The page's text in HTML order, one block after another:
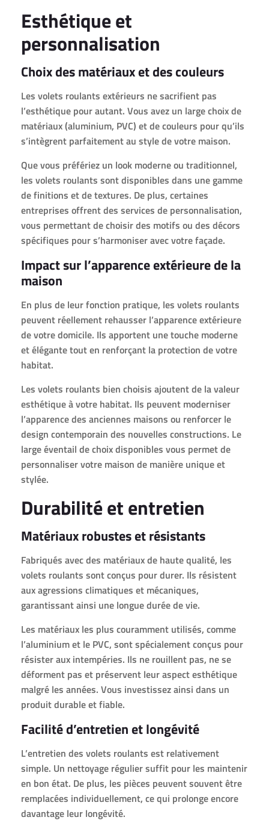
Esthétique et
personnalisation
Choix des matériaux et des couleurs
Les volets roulants extérieurs ne sacrifient pas
l’esthétique pour autant. Vous avez un large choix de
matériaux (aluminium, PVC) et de couleurs pour qu’ils
s’intègrent parfaitement au style de votre maison.
Que vous préfériez un look moderne ou traditionnel,
les volets roulants sont disponibles dans une gamme
de finitions et de textures. De plus, certaines
entreprises offrent des services de personnalisation,
vous permettant de choisir des motifs ou des décors
spécifiques pour s’harmoniser avec votre façade.
Impact sur l’apparence extérieure de la
maison
En plus de leur fonction pratique, les volets roulants
peuvent réellement rehausser l’apparence extérieure
de votre domicile. Ils apportent une touche moderne
et élégante tout en renforçant la protection de votre
habitat.
Les volets roulants bien choisis ajoutent de la valeur
esthétique à votre habitat. Ils peuvent moderniser
l’apparence des anciennes maisons ou renforcer le
design contemporain des nouvelles constructions. Le
large éventail de choix disponibles vous permet de
personnaliser votre maison de manière unique et
stylée.
Durabilité et entretien
Matériaux robustes et résistants
Fabriqués avec des matériaux de haute qualité, les
volets roulants sont conçus pour durer. Ils résistent
aux agressions climatiques et mécaniques,
garantissant ainsi une longue durée de vie.
Les matériaux les plus couramment utilisés, comme
l’aluminium et le PVC, sont spécialement conçus pour
résister aux intempéries. Ils ne rouillent pas, ne se
déforment pas et préservent leur aspect esthétique
malgré les années. Vous investissez ainsi dans un
produit durable et fiable.
Facilité d’entretien et longévité
L’entretien des volets roulants est relativement
simple. Un nettoyage régulier suffit pour les maintenir
en bon état. De plus, les pièces peuvent souvent être
remplacées individuellement, ce qui prolonge encore
davantage leur longévité.